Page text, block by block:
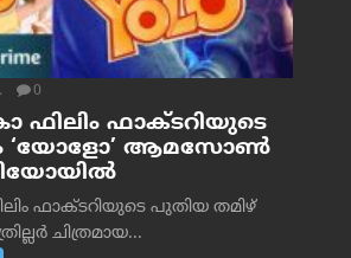
. 0
ഫിലിം ഫാക്ടറിയുടെ
‘യോളോ’ ആമസോൺ
ഫാക്ടറിയുടെ പുതിയ തമിഴ്
ചിത്രമായ...